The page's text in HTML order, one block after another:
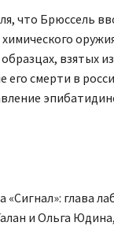
что Брюссель
взятых
его смерти в
глава
и Ольга